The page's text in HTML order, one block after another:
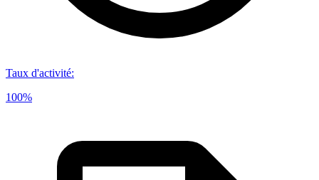
Taux d'activité:
100%